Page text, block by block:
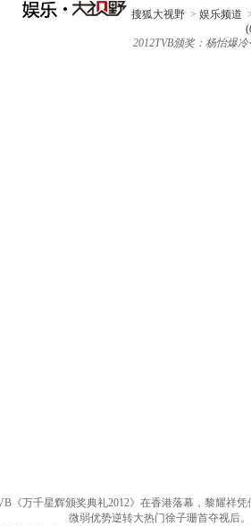
搜狐大视野 > 娱乐频道
(
2012TVB颁奖：杨怡爆
《万千星辉颁奖典礼2012》在香港落幕，黎耀祥
微弱优势逆转大热门徐子珊首夺视后